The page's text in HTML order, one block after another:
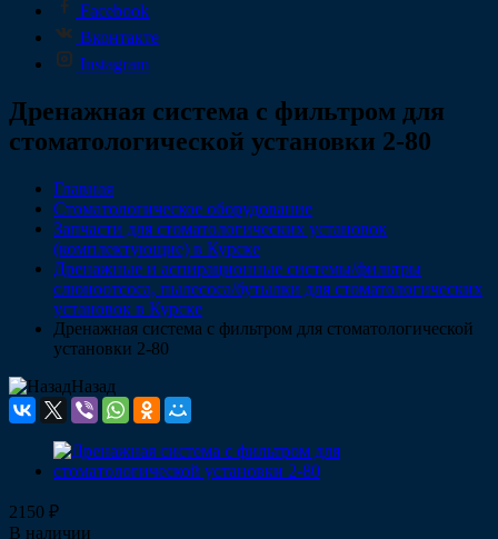
Facebook
Вконтакте
Instagram
Дренажная система с фильтром для
стоматологической установки 2-80
Главная
Стоматологическое оборудование
Запчасти для стоматологических установок
(комплектующие) в Курске
Дренажные и аспирационные системы/фильтры
слюноотсоса, пылесоса/бутылки для стоматологических
установок в Курске
Дренажная система с фильтром для стоматологической
установки 2-80
Назад
2150 ₽
В наличии